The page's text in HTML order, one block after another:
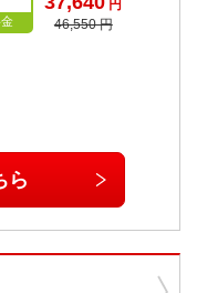
円
46,550 円
ら